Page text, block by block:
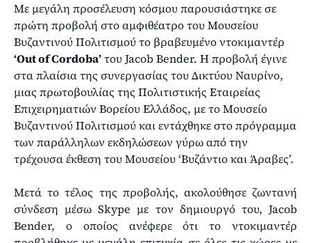
Με μεγάλη προσέλευση κόσμου παρουσιάστηκε σε
πρώτη προβολή στο αμφιθέατρο του Μουσείου
Βυζαντινού Πολιτισμού το βραβευμένο ντοκιμαντέρ
‘Out of Cordoba’του Jacob Bender. Η προβολή έγινε
στα πλαίσια της συνεργασίας του Δικτύου Ναυρίνο,
μιας πρωτοβουλίας της Πολιτιστικής Εταιρείας
Επιχειρηματιών Βορείου Ελλάδος, με το Μουσείο
Βυζαντινού Πολιτισμού και εντάχθηκε στο πρόγραμμα
των παράλληλων εκδηλώσεων γύρω από την
τρέχουσα έκθεση του Μουσείου ‘Βυζάντιο και Άραβες’.
Μετά το τέλος της προβολής, ακολούθησε ζωντανή
σύνδεση μέσω Skype με τον δημιουργό του, Jacob
Bender, ο οποίος ανέφερε ότι το ντοκιμαντέρ